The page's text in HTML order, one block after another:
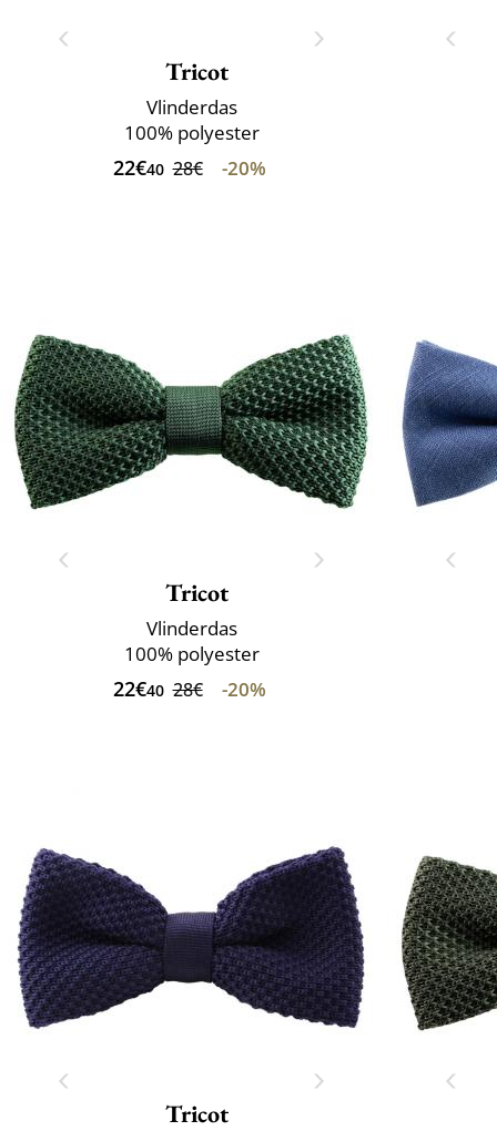
Tricot
Vlinderdas
100% polyester
22€40 28€ -20%
Tricot
Vlinderdas
100% polyester
22€40 28€ -20%
Tricot